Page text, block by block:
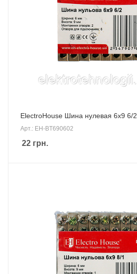
ElectroHouse Шина нулевая 6х9 6/2
Арт.: EH-BT690602
22 грн.